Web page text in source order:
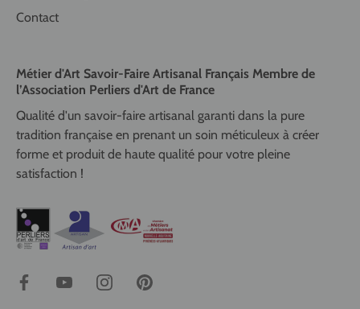
Contact
Métier d'Art Savoir-Faire Artisanal Français Membre de
l’Association Perliers d'Art de France
Qualité d'un savoir-faire artisanal garanti dans la pure
tradition française en prenant un soin méticuleux à créer
forme et produit de haute qualité pour votre pleine
satisfaction !